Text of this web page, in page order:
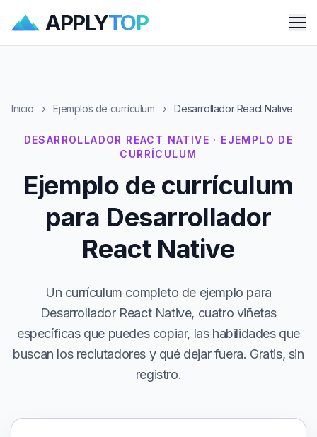
APPLYTOP
Inicio › Ejemplos de currículum › Desarrollador React Native
DESARROLLADOR REACT NATIVE · EJEMPLO DE
CURRÍCULUM
Ejemplo de currículum
para Desarrollador
React Native
Un currículum completo de ejemplo para
Desarrollador React Native, cuatro viñetas
específicas que puedes copiar, las habilidades que
buscan los reclutadores y qué dejar fuera. Gratis, sin
registro.